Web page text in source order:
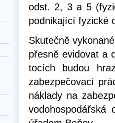
odst. 2, 3 a 5
podnikající fyzické
Skutečně
přesně evidovat a
tocích budou
zabezpečovací
náklady na